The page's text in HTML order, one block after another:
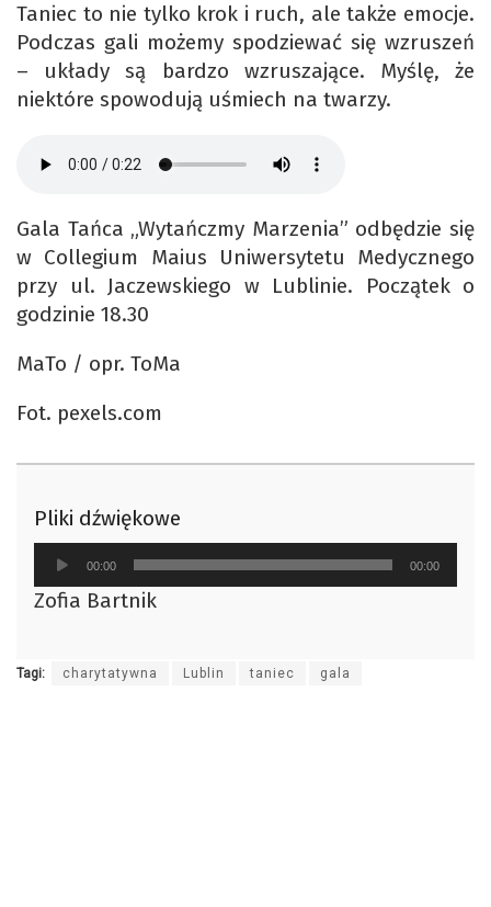
Taniec to nie tylko krok i ruch, ale także emocje.
Podczas gali możemy spodziewać się wzruszeń
– układy są bardzo wzruszające. Myślę, że
niektóre spowodują uśmiech na twarzy.
Gala Tańca „Wytańczmy Marzenia” odbędzie się
w Collegium Maius Uniwersytetu Medycznego
przy ul. Jaczewskiego w Lublinie. Początek o
godzinie 18.30
MaTo / opr. ToMa
Fot. pexels.com
Pliki dźwiękowe
Odtwarzacz
plików
dźwiękowych
00:00 00:00
Zofia Bartnik
Tagi: charytatywna Lublin taniec gala